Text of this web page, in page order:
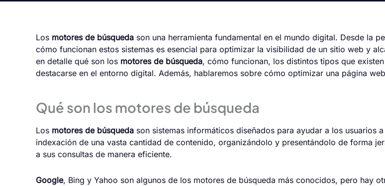
Los motores de búsqueda son una herramienta fundamental en el mundo digital. Desde la
cómo funcionan estos sistemas es esencial para optimizar la visibilidad de un sitio web y
en detalle qué son los motores de búsqueda, cómo funcionan, los distintos tipos que
destacarse en el entorno digital. Además, hablaremos sobre cómo optimizar una página
Qué son los motores de búsqueda
Los motores de búsqueda son sistemas informáticos diseñados para ayudar a los usuarios
indexación de una vasta cantidad de contenido, organizándolo y presentándolo de forma
a sus consultas de manera eficiente.
Google, Bing y Yahoo son algunos de los motores de búsqueda más conocidos, pero hay